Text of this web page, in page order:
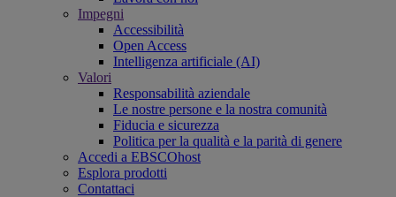
Impegni
Accessibilità
Open Access
Intelligenza artificiale (AI)
Valori
Responsabilità aziendale
Le nostre persone e la nostra comunità
Fiducia e sicurezza
Politica per la qualità e la parità di genere
Accedi a EBSCOhost
Esplora prodotti
Contattaci